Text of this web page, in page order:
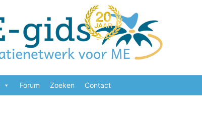
Forum Zoeken Contact